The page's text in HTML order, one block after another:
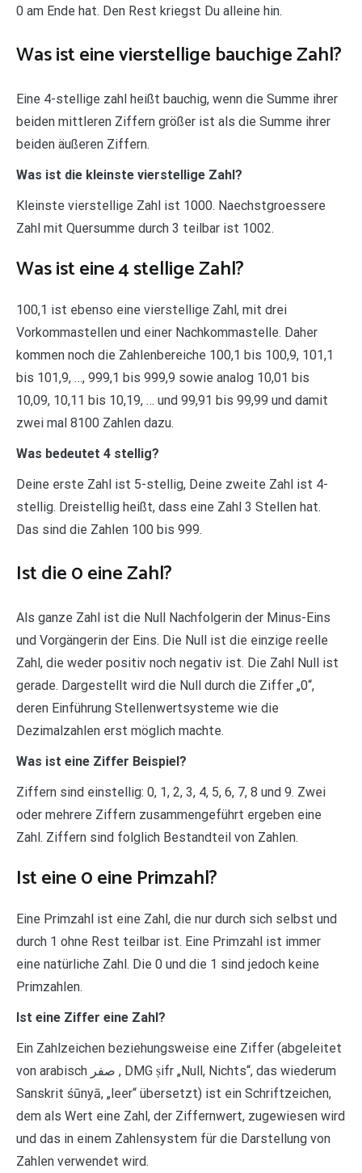
0 am Ende hat. Den Rest kriegst Du alleine hin.
Was ist eine vierstellige bauchige Zahl?
Eine 4-stellige zahl heißt bauchig, wenn die Summe ihrer
beiden mittleren Ziffern größer ist als die Summe ihrer
beiden äußeren Ziffern.
Was ist die kleinste vierstellige Zahl?
Kleinste vierstellige Zahl ist 1000. Naechstgroessere
Zahl mit Quersumme durch 3 teilbar ist 1002.
Was ist eine 4 stellige Zahl?
100,1 ist ebenso eine vierstellige Zahl, mit drei
Vorkommastellen und einer Nachkommastelle. Daher
kommen noch die Zahlenbereiche 100,1 bis 100,9, 101,1
bis 101,9, …, 999,1 bis 999,9 sowie analog 10,01 bis
10,09, 10,11 bis 10,19, … und 99,91 bis 99,99 und damit
zwei mal 8100 Zahlen dazu.
Was bedeutet 4 stellig?
Deine erste Zahl ist 5-stellig, Deine zweite Zahl ist 4-
stellig. Dreistellig heißt, dass eine Zahl 3 Stellen hat.
Das sind die Zahlen 100 bis 999.
Ist die 0 eine Zahl?
Als ganze Zahl ist die Null Nachfolgerin der Minus-Eins
und Vorgängerin der Eins. Die Null ist die einzige reelle
Zahl, die weder positiv noch negativ ist. Die Zahl Null ist
gerade. Dargestellt wird die Null durch die Ziffer „0“,
deren Einführung Stellenwertsysteme wie die
Dezimalzahlen erst möglich machte.
Was ist eine Ziffer Beispiel?
Ziffern sind einstellig: 0, 1, 2, 3, 4, 5, 6, 7, 8 und 9. Zwei
oder mehrere Ziffern zusammengeführt ergeben eine
Zahl. Ziffern sind folglich Bestandteil von Zahlen.
Ist eine 0 eine Primzahl?
Eine Primzahl ist eine Zahl, die nur durch sich selbst und
durch 1 ohne Rest teilbar ist. Eine Primzahl ist immer
eine natürliche Zahl. Die 0 und die 1 sind jedoch keine
Primzahlen.
Ist eine Ziffer eine Zahl?
Ein Zahlzeichen beziehungsweise eine Ziffer (abgeleitet
von arabisch صفر , DMG ṣifr „Null, Nichts“, das wiederum
Sanskrit śūnyā, „leer“ übersetzt) ist ein Schriftzeichen,
dem als Wert eine Zahl, der Ziffernwert, zugewiesen wird
und das in einem Zahlensystem für die Darstellung von
Zahlen verwendet wird.